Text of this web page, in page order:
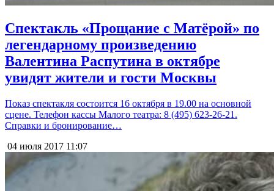
Спектакль «Прощание с Матёрой» по
легендарному произведению
Валентина Распутина в октябре
увидят жители и гости Москвы
Показ спектакля состоится 16 октября в 19.00 на основной
сцене. Телефон кассы Малого театра: 8 (495) 623-26-21.
Справки и бронирование…
04 июля 2017 11:07